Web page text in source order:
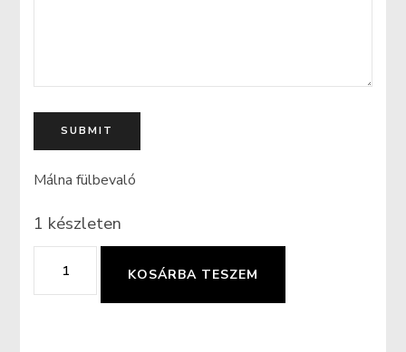
SUBMIT
Málna fülbevaló
1 készleten
Málna
erezet
KOSÁRBA TESZEM